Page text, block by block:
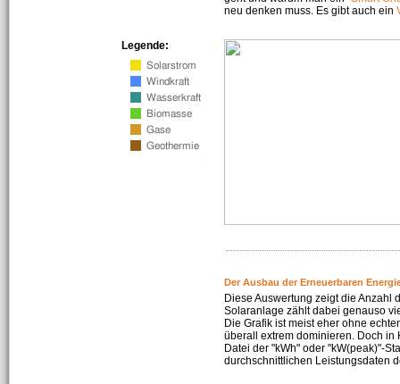
neu denken muss. Es gibt auch ein
Legende:
Der Ausbau der Erneuerbaren
Diese Auswertung zeigt die Anzahl
Solaranlage zählt dabei genauso
Die Grafik ist meist eher ohne
überall extrem dominieren. Doch in
Datei der "kWh" oder "kW(peak)"-
durchschnittlichen Leistungsdaten